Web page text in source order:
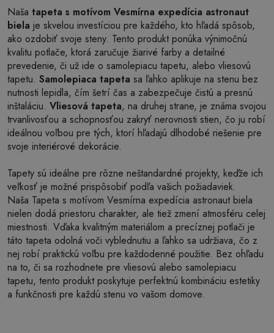
Naša tapeta s motívom Vesmírna expedícia astronaut
biela je skvelou investíciou pre každého, kto hľadá spôsob,
ako ozdobiť svoje steny. Tento produkt ponúka výnimočnú
kvalitu potlače, ktorá zaručuje žiarivé farby a detailné
prevedenie, či už ide o samolepiacu tapetu, alebo vliesovú
tapetu. Samolepiaca tapeta sa ľahko aplikuje na stenu bez
nutnosti lepidla, čím šetrí čas a zabezpečuje čistú a presnú
inštaláciu. Vliesová tapeta, na druhej strane, je známa svojou
trvanlivosťou a schopnosťou zakryť nerovnosti stien, čo ju robí
ideálnou voľbou pre tých, ktorí hľadajú dlhodobé riešenie pre
svoje interiérové dekorácie.
Tapety sú ideálne pre rôzne neštandardné projekty, keďže ich
veľkosť je možné prispôsobiť podľa vašich požiadaviek.
Naša Tapeta s motívom Vesmírna expedícia astronaut biela
nielen dodá priestoru charakter, ale tiež zmení atmosféru celej
miestnosti. Vďaka kvalitným materiálom a precíznej potlači je
táto tapeta odolná voči vyblednutiu a ľahko sa udržiava, čo z
nej robí praktickú voľbu pre každodenné použitie. Bez ohľadu
na to, či sa rozhodnete pre vliesovú alebo samolepiacu
tapetu, tento produkt poskytuje perfektnú kombináciu estetiky
a funkčnosti pre každú stenu vo vašom domove.